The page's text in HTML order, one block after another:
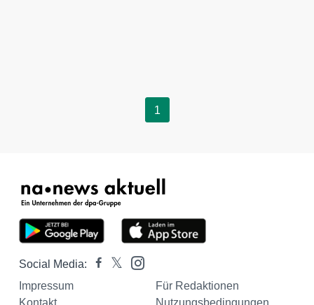
1
Social Media:
Impressum
Für Redaktionen
Kontakt
Nutzungsbedingungen